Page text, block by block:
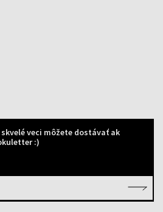
veci môžete dostávať ak
:)